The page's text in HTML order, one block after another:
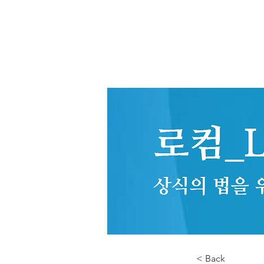
< Back